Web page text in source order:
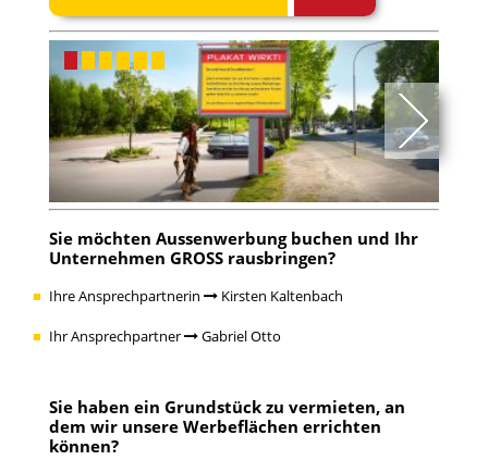
Sie möchten Aussenwerbung buchen und Ihr
Unternehmen GROSS rausbringen?
Ihre Ansprechpartnerin Kirsten Kaltenbach
Ihr Ansprechpartner Gabriel Otto
Sie haben ein Grundstück zu vermieten, an
dem wir unsere Werbeflächen errichten
können?